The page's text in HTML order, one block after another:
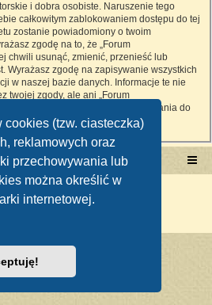
cookies (tzw. ciasteczka)
reklamowych oraz
przechowywania lub
można określić w
internetowej.
i dobra osobiste. Naruszenie tego
całkowitym zablokowaniem dostępu do tej
zostanie powiadomiony o twoim
zgodę na to, że „Forum
chwili usunąć, zmienić, przenieść lub
Wyrażasz zgodę na zapisywanie wszystkich
w naszej bazie danych. Informacje te nie
twojej zgody, ale ani „Forum
ponosi odpowiedzialności za włamania do
do kradzieży danych.
forum
językowy dostarczaphpBB.pl
danych osobowych